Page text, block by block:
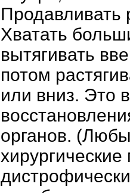
Продавливать
Хватать
вытягивать
потом
или вниз. Это
органов.